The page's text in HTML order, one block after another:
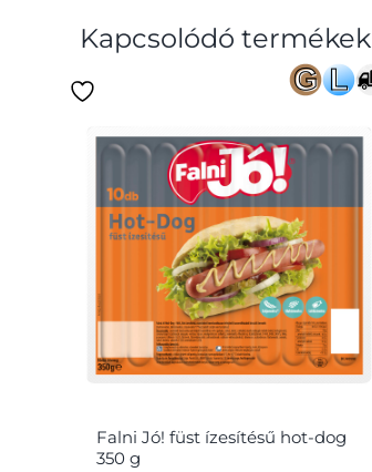
Kapcsolódó termékek
Falni Jó! füst ízesítésű hot-dog
350 g